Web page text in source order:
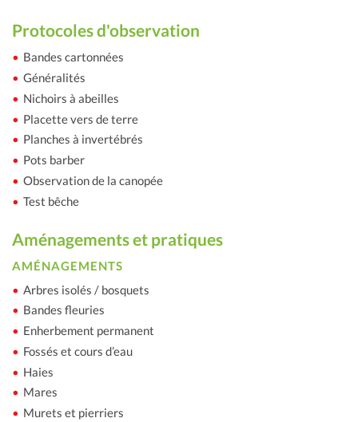
Protocoles d'observation
Bandes cartonnées
Généralités
Nichoirs à abeilles
Placette vers de terre
Planches à invertébrés
Pots barber
Observation de la canopée
Test bêche
Aménagements et pratiques
AMÉNAGEMENTS
Arbres isolés / bosquets
Bandes fleuries
Enherbement permanent
Fossés et cours d’eau
Haies
Mares
Murets et pierriers